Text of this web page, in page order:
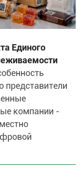
Единого
представители
компании -